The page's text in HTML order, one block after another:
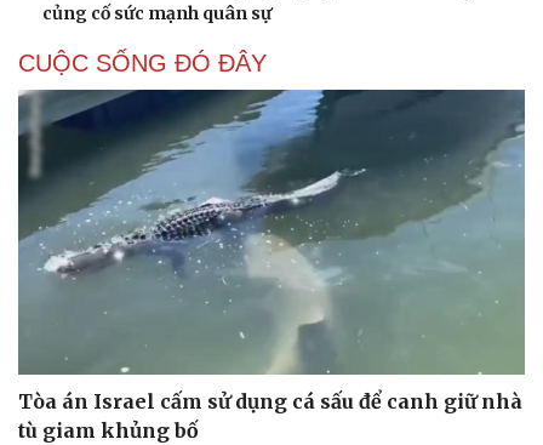
Cải chính
củng cố sức mạnh quân sự
CUỘC SỐNG ĐÓ ĐÂY
Tòa án Israel cấm sử dụng cá sấu để canh giữ nhà
tù giam khủng bố